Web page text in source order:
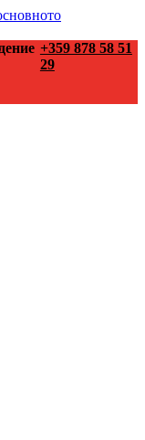
+359 878 58 51
29